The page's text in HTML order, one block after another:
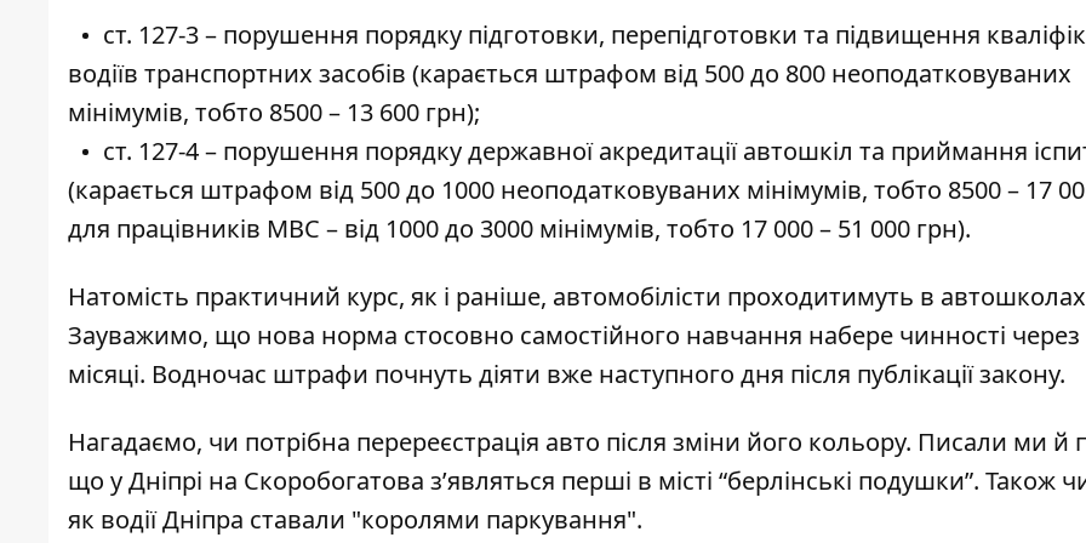
ст. 127-3 – порушення порядку підготовки, перепідготовки та підвищення
водіїв транспортних засобів (карається штрафом від 500 до 800 неоподатковуваних
мінімумів, тобто 8500 – 13 600 грн);
ст. 127-4 – порушення порядку державної акредитації автошкіл та приймання
(карається штрафом від 500 до 1000 неоподатковуваних мінімумів, тобто 8500 – 17
для працівників МВС – від 1000 до 3000 мінімумів, тобто 17 000 – 51 000 грн).
Натомість практичний курс, як і раніше, автомобілісти проходитимуть в
Зауважимо, що нова норма стосовно самостійного навчання набере чинності через
місяці. Водночас штрафи почнуть діяти вже наступного дня після публікації закону.
Нагадаємо, чи потрібна перереєстрація авто після зміни його кольору. Писали ми й
що у Дніпрі на Скоробогатова з’являться перші в місті “берлінські подушки”. Також
як водії Дніпра ставали "королями паркування".